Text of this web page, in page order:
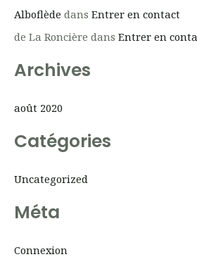
h
Alboflède dans Entrer en contact
de La Roncière dans Entrer en
Archives
août 2020
Catégories
Uncategorized
Méta
Connexion